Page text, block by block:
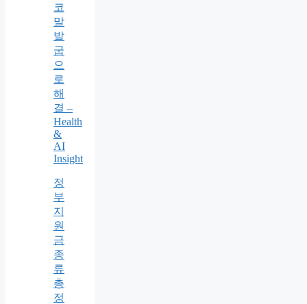
코
말
발
굽
으
로
해
결 –
Health
&
AI
Insight
정
부
지
원
금
종
류
총
정